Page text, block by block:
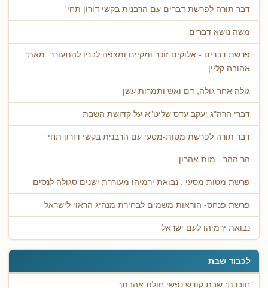
דבר תורה לפרשת דברים עם הרבנית בקשי דורון תחי'
משה נושא דברים
פרשת דברים - אלוקים זוכר ומקיים ומצפה לבניו להתעורר. מאת:
אהובה קליין
גולה אחר גולה, דם ואש ותמרות עשן
דברי הרה"ג יעקב עדס שליט"א על קדושת השבת
דבר תורה לפרשת מטות-מסעי עם הרבנית בקשי דורון תחי'
הר ההר - מות אהרון
פרשת מטות מסעי : נבואת ירמיהו מעוררת ישנים סגולה לנסים
פרשת פנחס- הוראות משמים לבחירת מנהיג הראוי לישראל
נבואת ירמיהו לעם ישראל
לכבוד שבת
חוברת: שבת קודש נפשי חולת אהבתך